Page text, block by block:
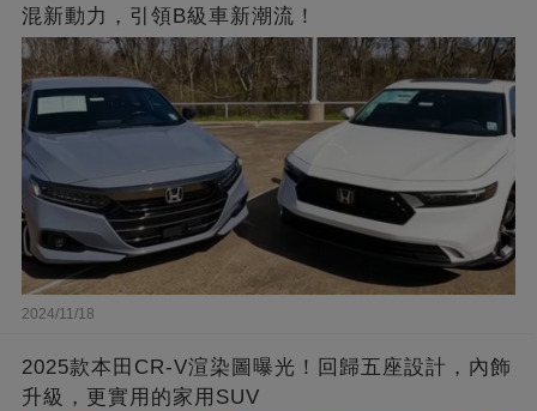
混新動力，引領B級車新潮流！
2024/11/18
2025款本田CR-V渲染圖曝光！回歸五座設計，內飾
升級，更實用的家用SUV